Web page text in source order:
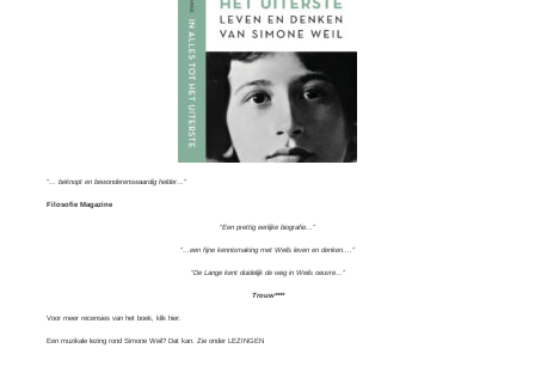
“… beknopt en bewonderenswaardig helder…”
Filosofie Magazine
“Een prettig eerlijke biografie…”
“…een fijne kennismaking met Weils leven en denken….”
“De Lange kent duidelijk de weg in Weils oeuvre…”
Trouw****
Voor meer recensies van het boek, klik hier.
Een muzikale lezing rond Simone Weil? Dat kan. Zie onderLEZINGEN